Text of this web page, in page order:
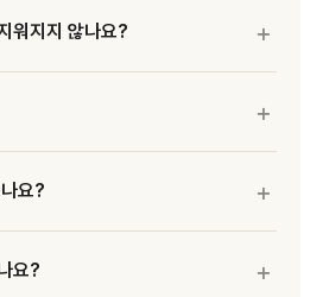
워지지 않나요?
요?
요?